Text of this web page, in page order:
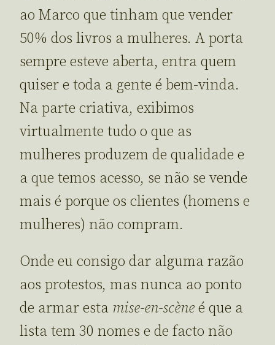
ao Marco que tinham que vender
50% dos livros a mulheres. A porta
sempre esteve aberta, entra quem
quiser e toda a gente é bem-vinda.
Na parte criativa, exibimos
virtualmente tudo o que as
mulheres produzem de qualidade e
a que temos acesso, se não se vende
mais é porque os clientes (homens e
mulheres) não compram.
Onde eu consigo dar alguma razão
aos protestos, mas nunca ao ponto
de armar esta mise-en-scène é que a
lista tem 30 nomes e de facto não